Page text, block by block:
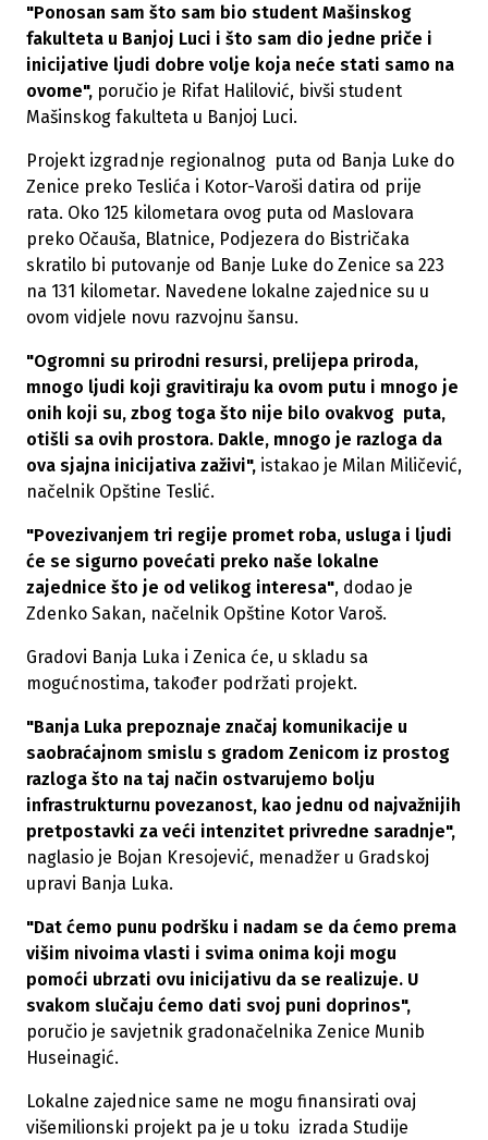
"Ponosan sam što sam bio student Mašinskog
fakulteta u Banjoj Luci i što sam dio jedne priče i
inicijative ljudi dobre volje koja neće stati samo na
ovome", poručio je Rifat Halilović, bivši student
Mašinskog fakulteta u Banjoj Luci.
Projekt izgradnje regionalnog puta od Banja Luke do
Zenice preko Teslića i Kotor-Varoši datira od prije
rata. Oko 125 kilometara ovog puta od Maslovara
preko Očauša, Blatnice, Podjezera do Bistričaka
skratilo bi putovanje od Banje Luke do Zenice sa 223
na 131 kilometar. Navedene lokalne zajednice su u
ovom vidjele novu razvojnu šansu.
"Ogromni su prirodni resursi, prelijepa priroda,
mnogo ljudi koji gravitiraju ka ovom putu i mnogo je
onih koji su, zbog toga što nije bilo ovakvog puta,
otišli sa ovih prostora. Dakle, mnogo je razloga da
ova sjajna inicijativa zaživi", istakao je Milan Miličević,
načelnik Opštine Teslić.
"Povezivanjem tri regije promet roba, usluga i ljudi
će se sigurno povećati preko naše lokalne
zajednice što je od velikog interesa", dodao je
Zdenko Sakan, načelnik Opštine Kotor Varoš.
Gradovi Banja Luka i Zenica će, u skladu sa
mogućnostima, također podržati projekt.
"Banja Luka prepoznaje značaj komunikacije u
saobraćajnom smislu s gradom Zenicom iz prostog
razloga što na taj način ostvarujemo bolju
infrastrukturnu povezanost, kao jednu od najvažnijih
pretpostavki za veći intenzitet privredne saradnje",
naglasio je Bojan Kresojević, menadžer u Gradskoj
upravi Banja Luka.
"Dat ćemo punu podršku i nadam se da ćemo prema
višim nivoima vlasti i svima onima koji mogu
pomoći ubrzati ovu inicijativu da se realizuje. U
svakom slučaju ćemo dati svoj puni doprinos",
poručio je savjetnik gradonačelnika Zenice Munib
Huseinagić.
Lokalne zajednice same ne mogu finansirati ovaj
višemilionski projekt pa je u toku izrada Studije